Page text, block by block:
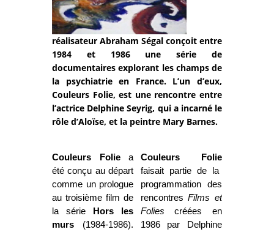
réalisateur Abraham Ségal conçoit entre
1984 et 1986 une série de
documentaires explorant les champs de
la psychiatrie en France. L’un d’eux,
Couleurs Folie, est une rencontre entre
l’actrice Delphine Seyrig, qui a incarné le
rôle d’Aloïse, et la peintre Mary Barnes.
Couleurs Foliea
été conçu au départ
comme un prologue
au troisième film de
la série
Hors les
murs (1984-1986).
Couleurs Folie
faisait partie de la
programmation des
rencontresFilms et
Folies créées en
1986 par Delphine